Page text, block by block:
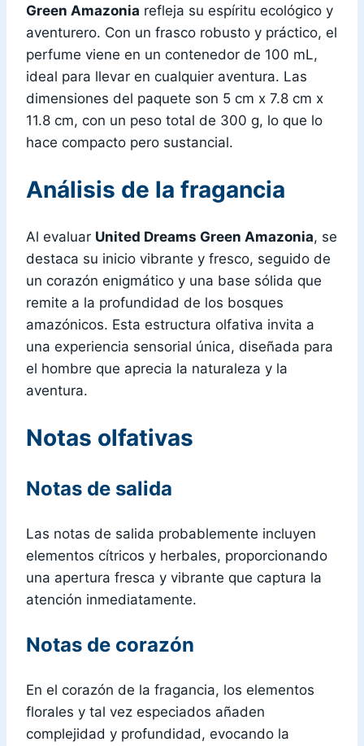
Green Amazonia refleja su espíritu ecológico y
aventurero. Con un frasco robusto y práctico, el
perfume viene en un contenedor de 100 mL,
ideal para llevar en cualquier aventura. Las
dimensiones del paquete son 5 cm x 7.8 cm x
11.8 cm, con un peso total de 300 g, lo que lo
hace compacto pero sustancial.
Análisis de la fragancia
Al evaluar United Dreams Green Amazonia, se
destaca su inicio vibrante y fresco, seguido de
un corazón enigmático y una base sólida que
remite a la profundidad de los bosques
amazónicos. Esta estructura olfativa invita a
una experiencia sensorial única, diseñada para
el hombre que aprecia la naturaleza y la
aventura.
Notas olfativas
Notas de salida
Las notas de salida probablemente incluyen
elementos cítricos y herbales, proporcionando
una apertura fresca y vibrante que captura la
atención inmediatamente.
Notas de corazón
En el corazón de la fragancia, los elementos
florales y tal vez especiados añaden
complejidad y profundidad, evocando la